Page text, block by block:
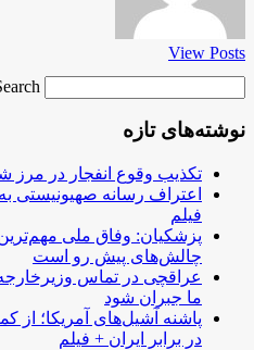
View Posts
…
نوشته‌های تازه
تکذیب وقوع انفجار در مرز
اعتراف رسانه صهیونیستی
فیلم
پزشکیان: وفاق ملی مهم‌ترین
چالش‌های پیش رو است
عراقچی در تماس وزیرخارجه
ما جبران شود
پاشنه آشیل‌های آمریکا؛ از
در برابر ایران + فیلم